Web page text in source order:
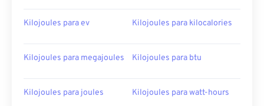
Kilojoules para ev Kilojoules para kilocalories
Kilojoules para megajoules Kilojoules para btu
Kilojoules para joules Kilojoules para watt-hours